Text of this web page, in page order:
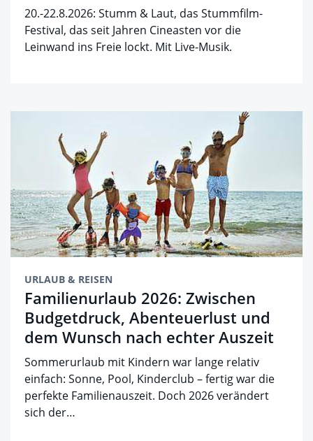
20.-22.8.2026: Stumm & Laut, das Stummfilm-
Festival, das seit Jahren Cineasten vor die
Leinwand ins Freie lockt. Mit Live-Musik.
URLAUB & REISEN
Familienurlaub 2026: Zwischen
Budgetdruck, Abenteuerlust und
dem Wunsch nach echter Auszeit
Sommerurlaub mit Kindern war lange relativ
einfach: Sonne, Pool, Kinderclub – fertig war die
perfekte Familienauszeit. Doch 2026 verändert
sich der…